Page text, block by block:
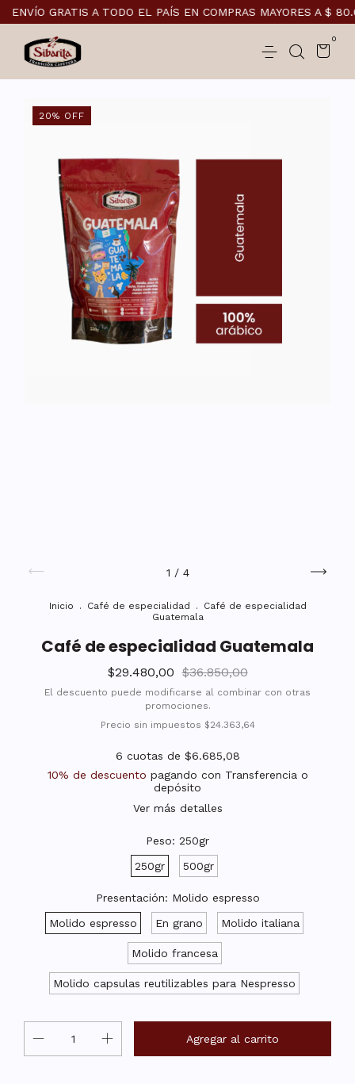
GRATIS A TODO EL PAÍS EN COMPRAS MAYORES A $ 80.000
0
20% OFF
1 / 4
Inicio . Café de especialidad .
Café de especialidad
Guatemala
Café de especialidad Guatemala
$29.480,00 $36.850,00
El descuento puede modificarse al combinar con otras
promociones.
Precio sin impuestos $24.363,64
6 cuotas de $6.685,08
10% de descuento pagando con Transferencia o
depósito
Ver más detalles
Peso: 250gr
250gr
500gr
Presentación: Molido espresso
Molido espresso
En grano Molido italiana
Molido francesa
Molido capsulas reutilizables para Nespresso